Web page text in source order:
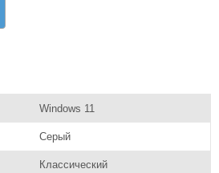
Windows 11
Серый
Классический